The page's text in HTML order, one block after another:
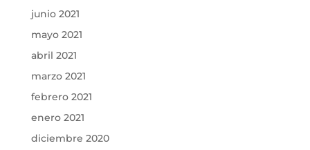
junio 2021
mayo 2021
abril 2021
marzo 2021
febrero 2021
enero 2021
diciembre 2020